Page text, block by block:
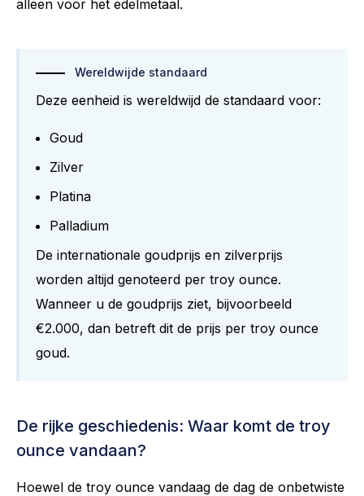
alleen voor het edelmetaal.
Wereldwijde standaard
Deze eenheid is wereldwijd de standaard voor:
Goud
Zilver
Platina
Palladium
De internationale goudprijs en zilverprijs
worden altijd genoteerd per troy ounce.
Wanneer u de goudprijs ziet, bijvoorbeeld
€2.000, dan betreft dit de prijs per troy ounce
goud.
De rijke geschiedenis: Waar komt de troy
ounce vandaan?
Hoewel de troy ounce vandaag de dag de onbetwiste